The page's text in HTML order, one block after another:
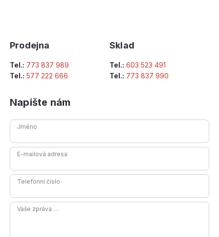
Prodejna
Tel.: 773 837 989
Tel.: 577 222 666
Sklad
Tel.: 603 523 491
Tel.: 773 837 990
Napište nám
Jméno
E-mailová adresa
Telefonní číslo
Vaše zpráva …